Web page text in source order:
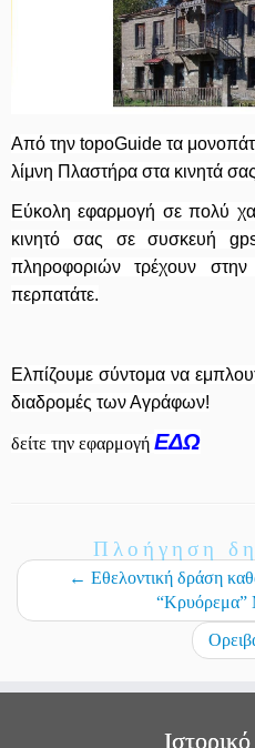
Από την topoGuide τα
λίμνη Πλαστήρα στα κινητά
Εύκολη εφαρμογή σε πολύ
κινητό σας σε συσκευή
πληροφοριών τρέχουν
περπατάτε.
Ελπίζουμε σύντομα να
διαδρομές των Αγράφων!
δείτε την εφαρμογή ΕΔΩ
Πλοήγηση
← Εθελοντική δράση
“Κρυόρεμα”